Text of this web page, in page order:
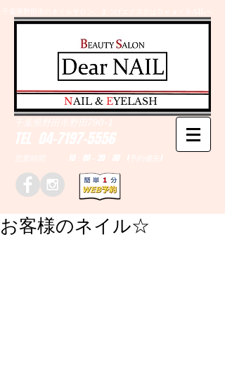
千葉県野田市のネイルサロン、まつげエクステはＤｅａｒＮAILへ
TEL 04-7197-5556
営業時間 10：00～20：00 (予約優先)
千葉県野田市野田790-1
​NAIL & EYELASH
お客様のネイル☆